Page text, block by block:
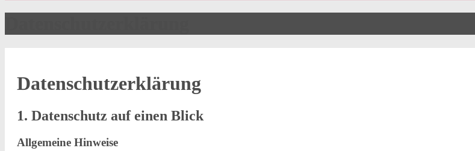
Datenschutzerklärung
1. Datenschutz auf einen Blick
Allgemeine Hinweise